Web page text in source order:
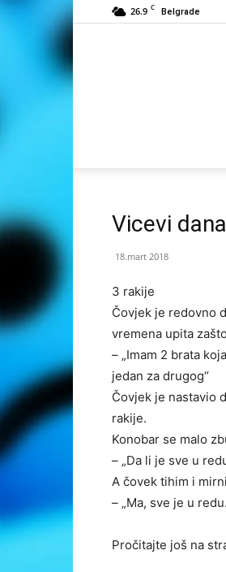
26.9 C Belgrade
Vicevi
18.mart 2018
3 rakije
Čovjek je redovno
vremena upita
– „Imam 2 brata
jedan za drugog“
Čovjek je nastavio
rakije.
Konobar se malo
– „Da li je sve u
A čovek tihim i
– „Ma, sve je u
Pročitajte još na